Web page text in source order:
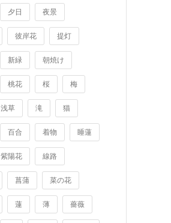
夕日 夜景
彼岸花 提灯
新緑 朝焼け
桃花 桜 梅
浅草 滝 猫
百合 着物 睡蓮
紫陽花 線路
菖蒲 菜の花
蓮 薄 薔薇